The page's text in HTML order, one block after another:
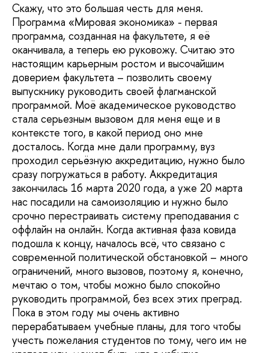
Скажу, что это большая честь для меня.
Программа «Мировая экономика» - первая
программа, созданная на факультете, я её
оканчивала, а теперь ею руковожу. Считаю это
настоящим карьерным ростом и высочайшим
доверием факультета – позволить своему
выпускнику руководить своей флагманской
программой. Моё академическое руководство
стала серьезным вызовом для меня еще и в
контексте того, в какой период оно мне
досталось. Когда мне дали программу, вуз
проходил серьёзную аккредитацию, нужно было
сразу погружаться в работу. Аккредитация
закончилась 16 марта 2020 года, а уже 20 марта
нас посадили на самоизоляцию и нужно было
срочно перестраивать систему преподавания с
оффлайн на онлайн. Когда активная фаза ковида
подошла к концу, началось всё, что связано с
современной политической обстановкой – много
ограничений, много вызовов, поэтому я, конечно,
мечтаю о том, чтобы можно было спокойно
руководить программой, без всех этих преград.
Пока в этом году мы очень активно
перерабатываем учебные планы, для того чтобы
учесть пожелания студентов по тому, чего им не